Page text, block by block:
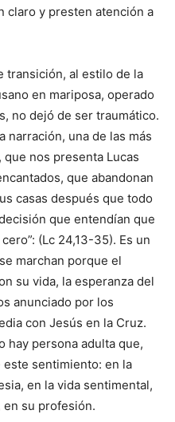
claro y presten atención a
transición, al estilo de la
en mariposa, operado
no dejó de ser traumático.
narra­ción, una de las más
nos presenta Lucas
que abandonan
casas des­pués que todo
que entendían que
(Lc 24,13-35). Es un
marchan porque el
su vida, la esperanza del
anunciado por los
con Jesús en la Cruz.
hay persona adulta que,
este sentimiento: en la
en la vida sentimental,
su profesión.